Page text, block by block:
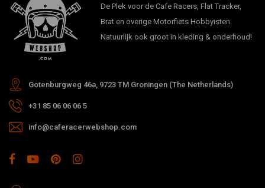
De Plek voor de Cafe Racers, Flat Tracker,
Brat en overige Motorfiets Hobbyisten.
Natuurlijk ook groot in kleding & onderhoud!
Gotenburgweg 46a, 9723 TM Groningen (The Netherlands)
+31 85 06 06 06 5
info@caferacerwebshop.com